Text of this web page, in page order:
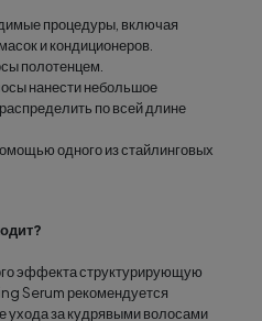
процедуры, включая
и кондиционеров.
полотенцем.
нанести небольшое
по всей длине
одного из стайлинговых
эффекта структурирующую
Serum рекомендуется
ухода за кудрявыми волосами